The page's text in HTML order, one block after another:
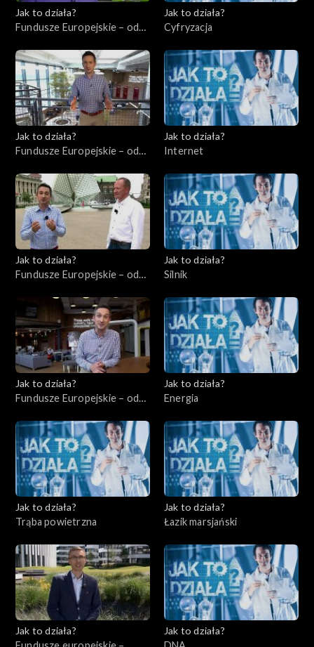
Jak to działa?
Fundusze Europejskie – odc.
Jak to działa?
Cyfryzacja
Jak to działa?
Fundusze Europejskie – odc.
Jak to działa?
Internet
Jak to działa?
Fundusze Europejskie – odc.
niepełnosprawnych
Jak to działa?
Silnik
Jak to działa?
Fundusze Europejskie – odc.
Jak to działa?
Energia
Jak to działa?
Trąba powietrzna
Jak to działa?
Łazik marsjański
Jak to działa?
Jak to działa?